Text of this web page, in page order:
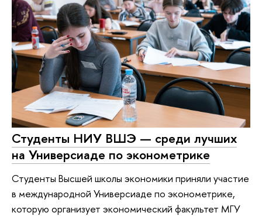
Студенты НИУ ВШЭ — среди лучших
на Универсиаде по эконометрике
Студенты Высшей школы экономики приняли участие
в международной Универсиаде по эконометрике,
которую организует экономический факультет МГУ